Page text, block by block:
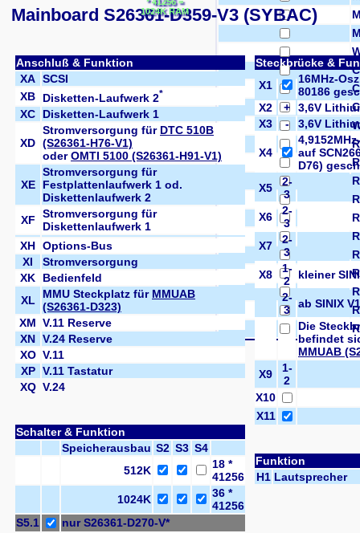
1024K RAM
Mainboard S26361-D359-V3 (SYBAC)
Anschluß & Funktion
XA SCSI
XB
Disketten-Laufwerk 2*
XC Disketten-Laufwerk 1
XD
Stromversorgung für DTC 510B
(S26361-H76-V1)
oderOMTI 5100 (S26361-H91-V1)
XE
Stromversorgung für
Festplattenlaufwerk 1 od.
Diskettenlaufwerk 2
XF
Stromversorgung für
Diskettenlaufwerk 1
XH Options-Bus
XI
Stromversorgung
XK
Bedienfeld
XL
MMU Steckplatz für MMUAB
(S26361-D323)
XM V.11 Reserve
XN V.24 Reserve
XO V.11
XP V.11 Tastatur
XQ V.24
Schalter & Funktion
Speicherausbau S2 S3 S4
512K
18 *
41256
1024K
36 *
41256
S5.1
nur S26361-D270-V*
Steckbrücke &
X1
16MHz-
80186
X2
+
3,6V
X3
- 3,6V
X4
auf
D76)
X5
2-
3
X6
2-
3
X7
2-
3
X8
1-
2
kleiner
2-
3
ab SINIX
Die
befindet
MMUAB
X9
1-
2
X10
X11
Funktion
H1 Lautsprecher